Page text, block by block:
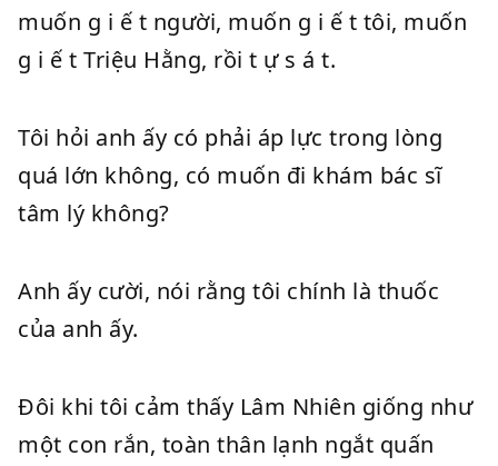
muốn g i ế t người, muốn g i ế t tôi, muốn
g i ế t Triệu Hằng, rồi t ự s á t.
Tôi hỏi anh ấy có phải áp lực trong lòng
quá lớn không, có muốn đi khám bác sĩ
tâm lý không?
Anh ấy cười, nói rằng tôi chính là thuốc
của anh ấy.
Đôi khi tôi cảm thấy Lâm Nhiên giống như
một con rắn, toàn thân lạnh ngắt quấn